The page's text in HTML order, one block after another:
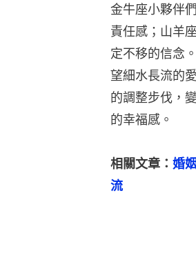
金牛座小夥伴
責任感；山羊
定不移的信念
望細水長流的
的調整步伐，
的幸福感。
相關文章： 婚
流